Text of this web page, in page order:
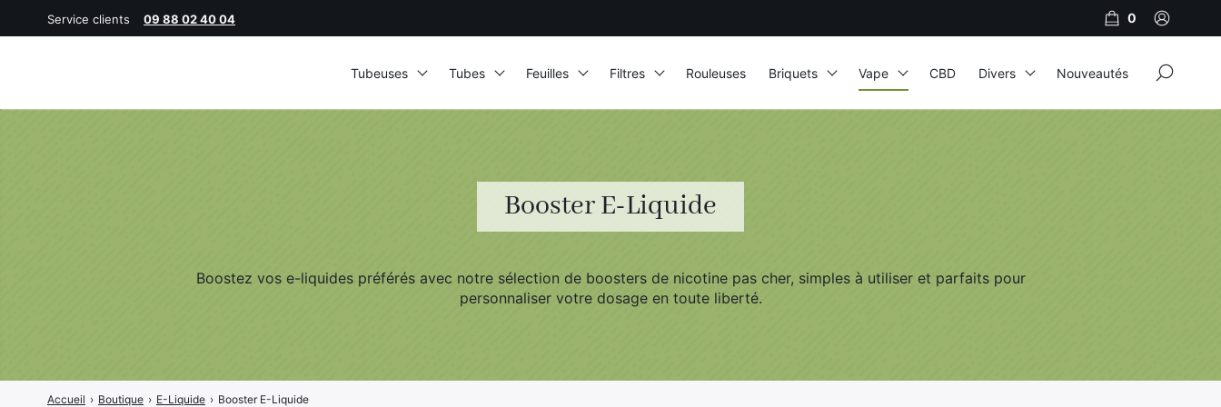
Booster E-Liquide
Boostez vos e-liquides préférés avec notre sélection de boosters de nicotine pas cher, simples à utiliser et parfaits pour
personnaliser votre dosage en toute liberté.
Accueil › Boutique › E-Liquide › Booster E-Liquide
Service clients 09 88 02 40 04 0
Tubeuses Tubes Feuilles Filtres Rouleuses Briquets Vape
50ml
CBD Divers Nouveautés